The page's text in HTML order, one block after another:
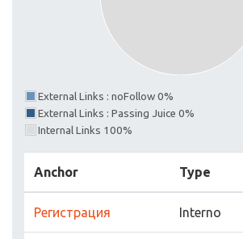
External Links : noFollow 0%
External Links : Passing Juice 0%
Internal Links 100%
Anchor Type
Регистрация Interno